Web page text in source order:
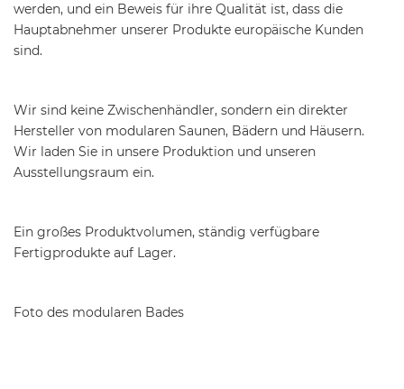
werden, und ein Beweis für ihre Qualität ist, dass die
Hauptabnehmer unserer Produkte europäische Kunden
sind.
Wir sind keine Zwischenhändler, sondern ein direkter
Hersteller von modularen Saunen, Bädern und Häusern.
Wir laden Sie in unsere Produktion und unseren
Ausstellungsraum ein.
Ein großes Produktvolumen, ständig verfügbare
Fertigprodukte auf Lager.
Foto des modularen Bades